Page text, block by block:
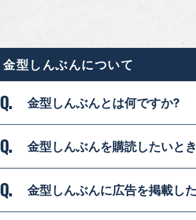
金型しんぶんについて
Q. 金型しんぶんとは何ですか?
Q. 金型しんぶんを購読したいと
Q. 金型しんぶんに広告を掲載し